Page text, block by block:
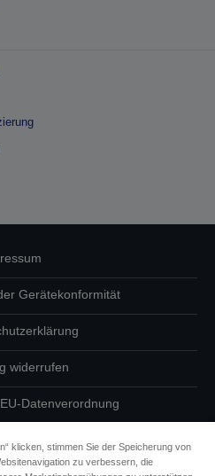
Gerätekonformität
widerrufen
Datenverordnung
klicken, stimmen Sie der Speicherung von
zu verbessern, die